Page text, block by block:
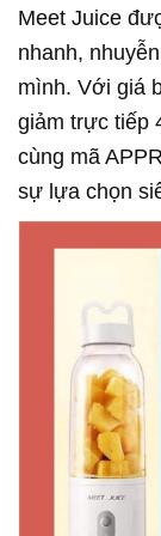
Meet Juice
nhanh,
mình. Với giá
giảm trực tiếp
cùng mã
sự lựa chọn